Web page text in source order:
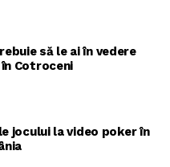
să le ai în vedere
Cotroceni
jocului la video poker în